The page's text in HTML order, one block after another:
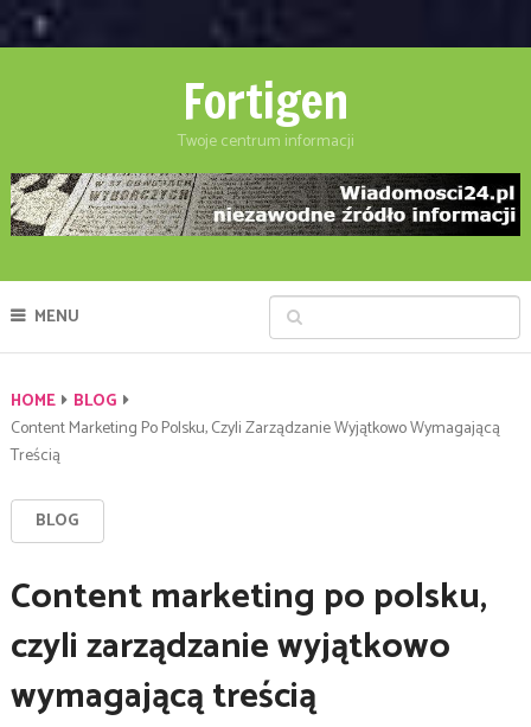
Fortigen
Twoje centrum informacji
MENU
HOME
BLOG
Content Marketing Po Polsku, Czyli Zarządzanie Wyjątkowo Wymagającą
Treścią
BLOG
Content marketing po polsku,
czyli zarządzanie wyjątkowo
wymagającą treścią